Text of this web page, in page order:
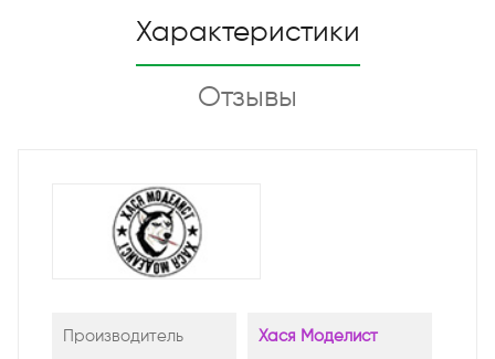
Характеристики
Отзывы
Производитель Хася Моделист